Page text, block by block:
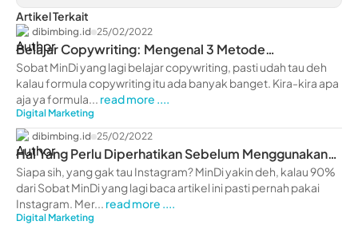
Artikel Terkait
dibimbing.id 25/02/2022
Belajar Copywriting: Mengenal 3 Metode
Copywriting Terbaik
Sobat MinDi yang lagi belajar copywriting, pasti udah tau deh
kalau formula copywriting itu ada banyak banget. Kira-kira apa
aja ya formula... read more ....
Digital Marketing
dibimbing.id 25/02/2022
Hal Yang Perlu Diperhatikan Sebelum Menggunakan
IG Ads
Siapa sih, yang gak tau Instagram? MinDi yakin deh, kalau 90%
dari Sobat MinDi yang lagi baca artikel ini pasti pernah pakai
Instagram. Mer... read more ....
Digital Marketing